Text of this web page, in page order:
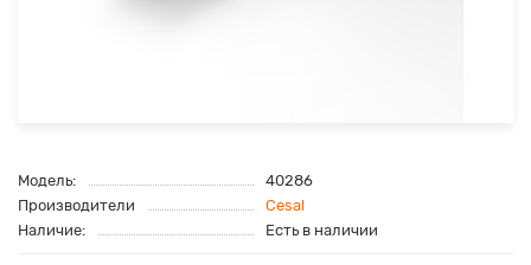
Модель:
40286
Производители
Cesal
Наличие:
Есть в наличии